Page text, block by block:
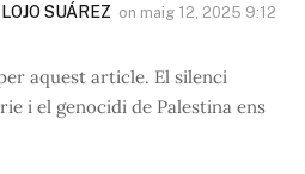
SUÁREZ on maig 12, 2025 9:12
aquest article. El silenci
i el genocidi de Palestina ens